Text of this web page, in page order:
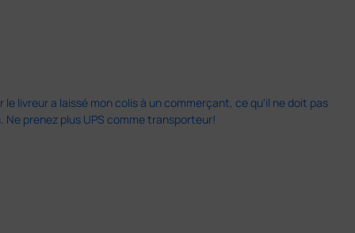
livreur a laissé mon colis à un commerçant, ce qu'il ne doit pas
prenez plus UPS comme transporteur!